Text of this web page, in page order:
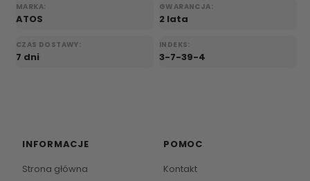
MARKA:
ATOS
GWARANCJA:
2 lata
CZAS DOSTAWY:
7 dni
INDEKS:
3-7-39-4
INFORMACJE
Strona główna
POMOC
Kontakt